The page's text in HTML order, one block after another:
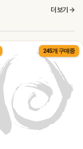
더 보기 →
245개 구매중